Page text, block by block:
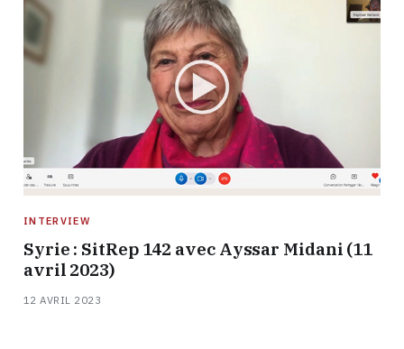
INTERVIEW
Syrie : SitRep 142 avec Ayssar Midani (11
avril 2023)
12 AVRIL 2023